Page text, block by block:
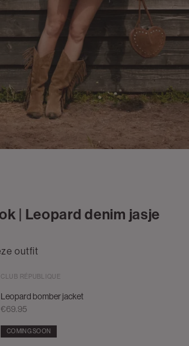
| Leopard denim jasje
outfit
CLUB RÉPUBLIQUE
Leopard bomber jacket
€69.95
COMING SOON